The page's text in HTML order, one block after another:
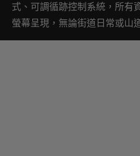
式、可調循跡控制系統，所有
螢幕呈現，無論街道日常或山